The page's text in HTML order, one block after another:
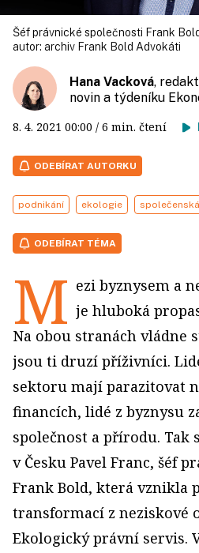
Šéf právnické společnosti Frank
autor: archiv Frank Bold Advokáti
Hana Vacková,
novin a týdeníku
8. 4. 2021 00:00 / 6 min. čtení
ODEBÍRAT AUTORKU
podnikání ekologie
ODEBÍRAT TÉMA
M ezi byznysem a
je hluboká
Na obou stranách vládne
jsou ti druzí příživníci.
sektoru mají parazitovat
financích, lidé z byznysu
společnost a přírodu. Tak
v Česku Pavel Franc, šéf
Frank Bold, která vznikla
transformací z neziskové
Ekologický právní servis.